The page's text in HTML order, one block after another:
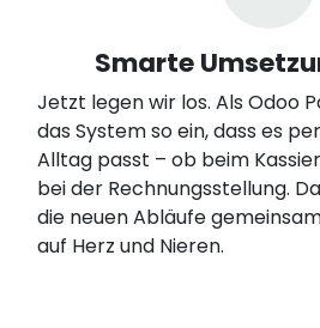
Smarte
Jetzt legen wir los. Als Odoo
das System so ein, dass es
Alltag passt – ob beim
bei der Rechnungsstellung.
die neuen Abläufe
auf Herz und Nieren.